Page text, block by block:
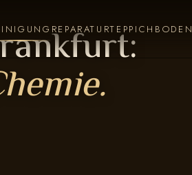
REPARATURTEPPICHBODEN